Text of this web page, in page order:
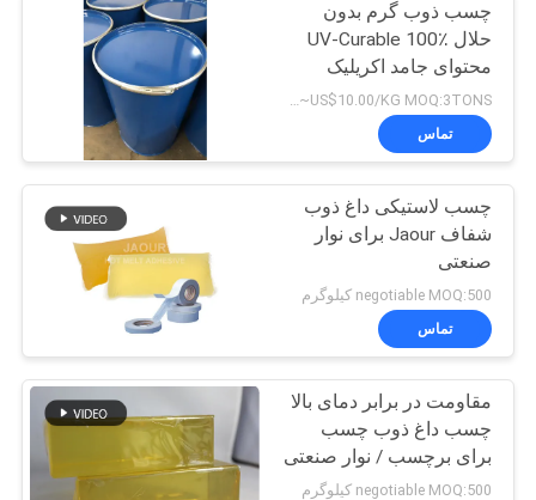
تماس
بگیرید
اخبار
پرونده
درخواست
نقل قول
چسب حساس به
فشار PSA
26
چسب PSA
36
چسب ذوب گرم بدون
حلال UV-Curable 100٪
محتوای جامد اکریلیک
شیمی برای نوار پزشکی US$6.00/KG~US$10.00/KG MOQ:3TONS
تماس
چسب لاستیکی داغ ذوب
شفاف Jaour برای نوار
صنعتی
negotiable MOQ:500 کیلوگرم
تماس
مقاومت در برابر دمای بالا
چسب داغ ذوب چسب
برای برچسب / نوار صنعتی
negotiable MOQ:500 کیلوگرم